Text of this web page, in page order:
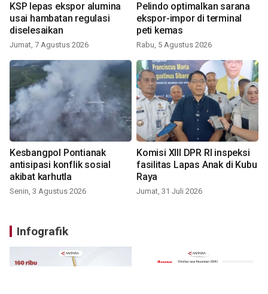
KSP lepas ekspor alumina
usai hambatan regulasi
diselesaikan
Jumat, 7 Agustus 2026
Pelindo optimalkan sarana
ekspor-impor di terminal
peti kemas
Rabu, 5 Agustus 2026
Kesbangpol Pontianak
antisipasi konflik sosial
akibat karhutla
Senin, 3 Agustus 2026
Komisi XIII DPR RI inspeksi
fasilitas Lapas Anak di Kubu
Raya
Jumat, 31 Juli 2026
Infografik